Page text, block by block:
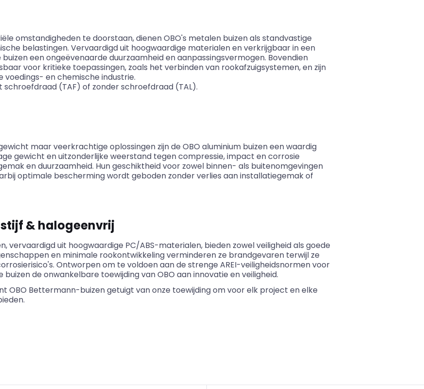
omstandigheden te doorstaan, dienenOBO's metalen buizen als standvastige
belastingen. Vervaardigd uit hoogwaardige materialen en verkrijgbaar in een
een ongeëvenaarde duurzaamheid en aanpassingsvermogen. Bovendien
voor kritieke toepassingen, zoals het verbinden van rookafzuigsystemen, en zijn
en chemische industrie.
(TAF) of zonder schroefdraad (TAL).
maar veerkrachtige oplossingen zijn de OBO aluminium buizen een waardig
gewicht en uitzonderlijke weerstand tegen compressie, impact en corrosie
en duurzaamheid. Hun geschiktheid voor zowel binnen- als buitenomgevingen
optimale bescherming wordt geboden zonder verlies aan installatiegemak of
&halogeenvrij
vervaardigd uit hoogwaardige PC/ABS-materialen, bieden zowel veiligheid als goede
en minimale rookontwikkeling verminderen ze brandgevaren terwijl ze
Ontworpen om te voldoen aan de strenge AREI-veiligheidsnormen voor
de onwankelbare toewijding van OBO aan innovatie en veiligheid.
OBO Bettermann-buizen getuigt van onze toewijding om voor elk project en elke